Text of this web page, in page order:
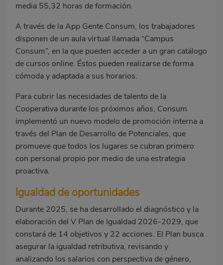
media 55,32 horas de formación.
A través de la App Gente Consum, los trabajadores
disponen de un aula virtual llamada “Campus
Consum”, en la que pueden acceder a un gran catálogo
de cursos online. Éstos pueden realizarse de forma
cómoda y adaptada a sus horarios.
Para cubrir las necesidades de talento de la
Cooperativa durante los próximos años, Consum
implementó un nuevo modelo de promoción interna a
través del Plan de Desarrollo de Potenciales, que
promueve que todos los lugares se cubran primero
con personal propio por medio de una estrategia
proactiva.
Igualdad de oportunidades
Durante 2025, se ha desarrollado el diagnóstico y la
elaboración del V Plan de Igualdad 2026-2029, que
constará de 14 objetivos y 22 acciones. El Plan busca
asegurar la igualdad retributiva, revisando y
analizando los salarios con perspectiva de género,